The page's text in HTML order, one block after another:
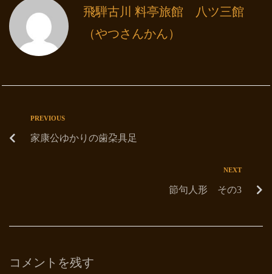
飛騨古川 料亭旅館 八ツ三館
（やつさんかん）
PREVIOUS
家康公ゆかりの歯朶具足
NEXT
節句人形 その3
コメントを残す